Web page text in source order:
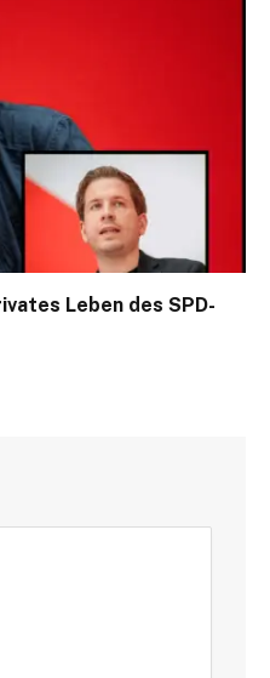
Leben des SPD-